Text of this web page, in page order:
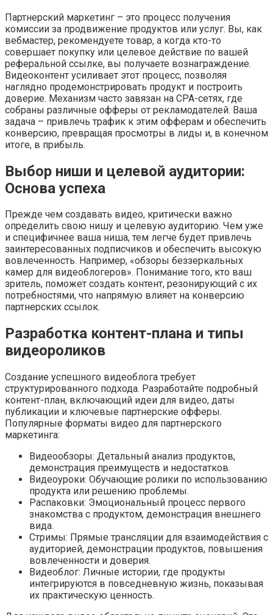
Партнерский маркетинг – это процесс получения
комиссии за продвижение продуктов или услуг. Вы, как
вебмастер, рекомендуете товар, а когда кто-то
совершает покупку или целевое действие по вашей
реферальной ссылке, вы получаете вознаграждение.
Видеоконтент усиливает этот процесс, позволяя
наглядно продемонстрировать продукт и построить
доверие. Механизм часто завязан на CPA-сетях, где
собраны различные офферы от рекламодателей. Ваша
задача – привлечь трафик к этим офферам и обеспечить
конверсию, превращая просмотры в лиды и, в конечном
итоге, в прибыль.
Выбор ниши и целевой аудитории:
Основа успеха
Прежде чем создавать видео, критически важно
определить свою нишу и целевую аудиторию. Чем уже
и специфичнее ваша ниша, тем легче будет привлечь
заинтересованных подписчиков и обеспечить высокую
вовлеченность. Например, «обзоры беззеркальных
камер для видеоблогеров». Понимание того, кто ваш
зритель, поможет создать контент, резонирующий с их
потребностями, что напрямую влияет на конверсию
партнерских ссылок.
Разработка контент-плана и типы
видеороликов
Создание успешного видеоблога требует
структурированного подхода. Разработайте подробный
контент-план, включающий идеи для видео, даты
публикации и ключевые партнерские офферы.
Популярные форматы видео для партнерского
маркетинга:
Видеообзоры: Детальный анализ продуктов,
демонстрация преимуществ и недостатков.
Видеоуроки: Обучающие ролики по использованию
продукта или решению проблемы.
Распаковки: Эмоциональный процесс первого
знакомства с продуктом, демонстрация внешнего
вида.
Стримы: Прямые трансляции для взаимодействия с
аудиторией, демонстрации продуктов, повышения
вовлеченности и доверия.
Видеоблог: Личные истории, где продукты
интегрируются в повседневную жизнь, показывая
их практическую ценность.